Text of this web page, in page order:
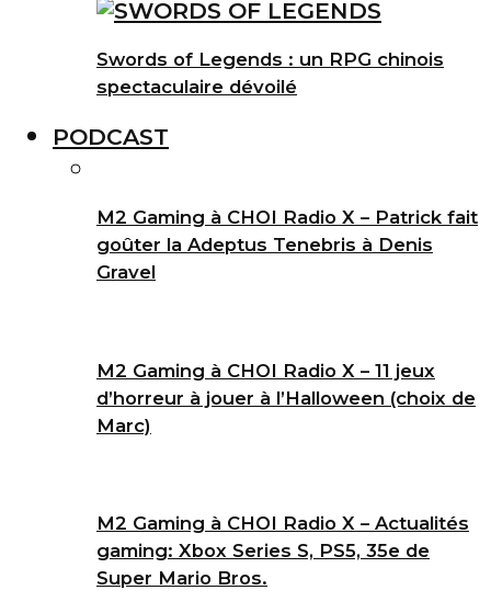
Swords of Legends : un RPG chinois
spectaculaire dévoilé
PODCAST
M2 Gaming à CHOI Radio X – Patrick fait
goûter la Adeptus Tenebris à Denis
Gravel
M2 Gaming à CHOI Radio X – 11 jeux
d’horreur à jouer à l’Halloween (choix de
Marc)
M2 Gaming à CHOI Radio X – Actualités
gaming: Xbox Series S, PS5, 35e de
Super Mario Bros.